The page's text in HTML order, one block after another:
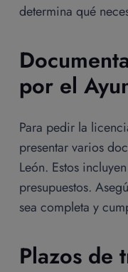
determina qué
por el
Para pedir la
presentar varios
León. Estos
presupuestos.
sea completa y
Plazos de